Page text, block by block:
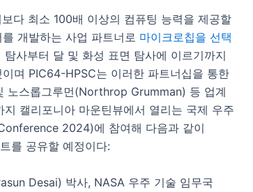
다 최소 100배 이상의 컴퓨팅 능력을 제공할
개발하는 사업 파트너로 마이크로칩을 선택
사부터 달 및 화성 표면 탐사에 이르기까지
며 PIC64-HPSC는 이러한 파트너십을 통한
노스롭그루먼(Northrop Grumman) 등 업계
캘리포니아 마운틴뷰에서 열리는 국제 우주
2024)에 참여해 다음과 같이
를 공유할 예정이다:
Desai) 박사, NASA 우주 기술 임무국